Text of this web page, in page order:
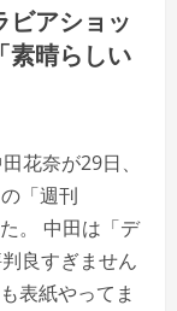
ビアショッ
素晴らしい
花奈が29日、
「週刊
。 中田は「デ
良すぎません
表紙やってま